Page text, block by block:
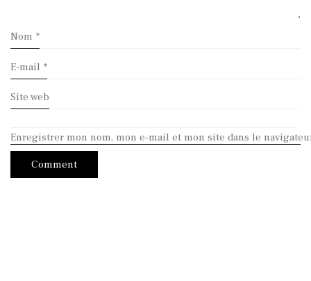
Nom *
E-mail *
Site web
Enregistrer mon nom, mon e-mail et mon site dans le